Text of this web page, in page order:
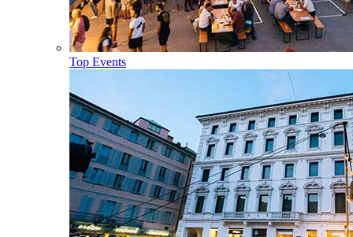
Top Events